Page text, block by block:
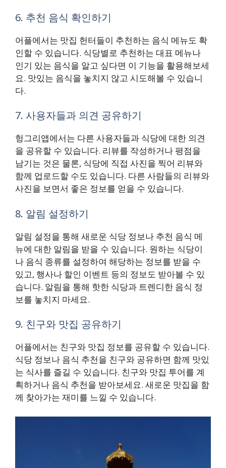
6. 추천 음식 확인하기
어플에서는 맛집 헌터들이 추천하는 음식 메뉴도 확
인할 수 있습니다. 식당별로 추천하는 대표 메뉴나
인기 있는 음식을 알고 싶다면 이 기능을 활용해보세
요. 맛있는 음식을 놓치지 않고 시도해볼 수 있습니
다.
7. 사용자들과 의견 공유하기
헝그리앱에서는 다른 사용자들과 식당에 대한 의견
을 공유할 수 있습니다. 리뷰를 작성하거나 평점을
남기는 것은 물론, 식당에 직접 사진을 찍어 리뷰와
함께 업로드할 수도 있습니다. 다른 사람들의 리뷰와
사진을 보면서 좋은 정보를 얻을 수 있습니다.
8. 알림 설정하기
알림 설정을 통해 새로운 식당 정보나 추천 음식 메
뉴에 대한 알림을 받을 수 있습니다. 원하는 식당이
나 음식 종류를 설정하여 해당하는 정보를 받을 수
있고, 행사나 할인 이벤트 등의 정보도 받아볼 수 있
습니다. 알림을 통해 핫한 식당과 트렌디한 음식 정
보를 놓치지 마세요.
9. 친구와 맛집 공유하기
어플에서는 친구와 맛집 정보를 공유할 수 있습니다.
식당 정보나 음식 추천을 친구와 공유하면 함께 맛있
는 식사를 즐길 수 있습니다. 친구와 맛집 투어를 계
획하거나 음식 추천을 받아보세요. 새로운 맛집을 함
께 찾아가는 재미를 느낄 수 있습니다.